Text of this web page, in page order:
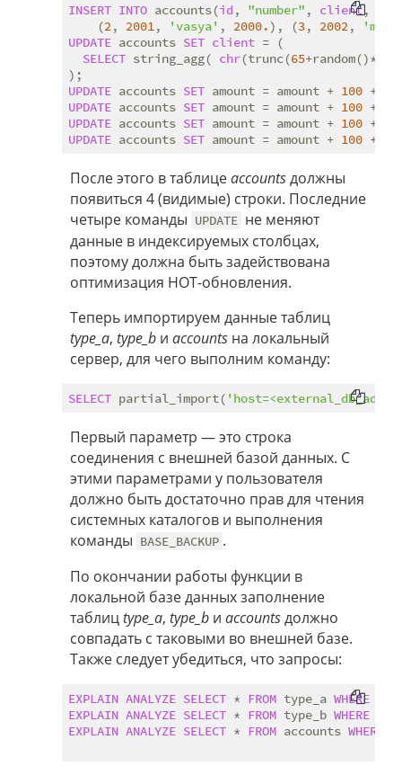
INSERT INTO accounts(id, "number" , client,
    (
2, 2001, 'vasya' , 2000. ), (3, 2002,
UPDATE accounts SET client = (
SELECT string_agg( chr(trunc(65+random()*
UPDATE accounts SET amount = amount + 100 +
UPDATE accounts SET amount = amount + 100 +
UPDATE accounts SET amount = amount + 100 +
UPDATE accounts SET amount = amount + 100 +
После этого в таблицеaccountsдолжны
появиться 4 (видимые) строки. Последние
четыре команды UPDATE не меняют
данные в индексируемых столбцах,
поэтому должна быть задействована
оптимизация HOT-обновления.
Теперь импортируем данные таблиц
type_a, type_b и accounts на локальный
сервер, для чего выполним команду:
SELECT partial_import(
Первый параметр — это строка
соединения с внешней базой данных. С
этими параметрами у пользователя
должно быть достаточно прав для чтения
системных каталогов и выполнения
команды BASE_BACKUP .
По окончании работы функции в
локальной базе данных заполнение
таблицtype_a, type_b и accountsдолжно
совпадать с таковыми во внешней базе.
Также следует убедиться, что запросы:
EXPLAIN ANALYZE SELECT * FROM type_a WHERE
EXPLAIN ANALYZE SELECT * FROM type_b WHERE
EXPLAIN ANALYZE SELECT * FROM accounts WHERE